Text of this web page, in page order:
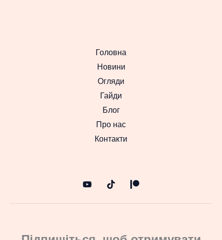
Головна
Новини
Огляди
Гайди
Блог
Про нас
Контакти